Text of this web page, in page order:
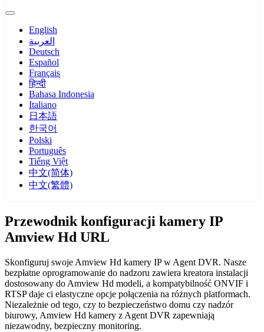
English
العربية
Deutsch
Español
Français
हिन्दी
Bahasa Indonesia
Italiano
日本語
한국어
Polski
Português
Tiếng Việt
中文(简体)
中文(繁體)
Przewodnik konfiguracji kamery IP
Amview Hd URL
Skonfiguruj swoje Amview Hd kamery IP w Agent DVR. Nasze
bezpłatne oprogramowanie do nadzoru zawiera kreatora instalacji
dostosowany do Amview Hd modeli, a kompatybilność ONVIF i
RTSP daje ci elastyczne opcje połączenia na różnych platformach.
Niezależnie od tego, czy to bezpieczeństwo domu czy nadzór
biurowy, Amview Hd kamery z Agent DVR zapewniają
niezawodny, bezpieczny monitoring.